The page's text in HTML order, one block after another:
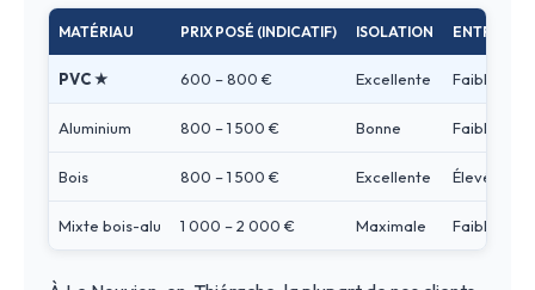
MATÉRIAU PRIX POSÉ (INDICATIF) ISOLATION ENTRETIEN
PVC ★ 600 – 800 € Excellente Faible
Aluminium 800 – 1 500 € Bonne Faible
Bois 800 – 1 500 € Excellente Élevé
Mixte bois-alu 1 000 – 2 000 € Maximale Faible